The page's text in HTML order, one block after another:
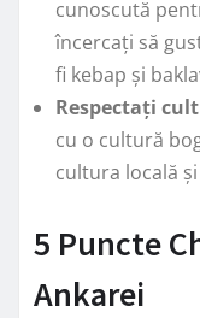
cunoscută
încercați să
fi kebap și
Respectați
cu o cultură
cultura locală
5 Puncte
Ankarei